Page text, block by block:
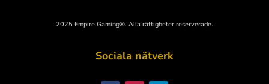
2025 Empire Gaming®. Alla rättigheter reserverade.
Sociala nätverk